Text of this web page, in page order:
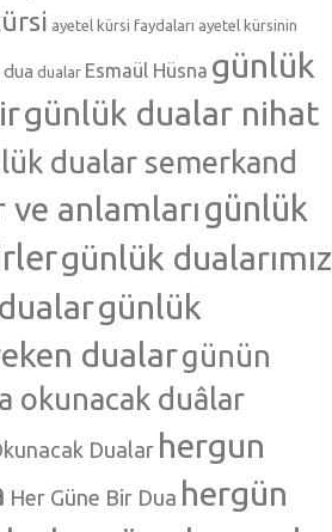
ayetel kürsi faydaları ayetel kürsinin
dua dualar Esmaül Hüsna günlük
günlük dualar nihat
dualar semerkand
anlamlarıgünlük
günlük dualarımız
günlük
dualargünün
okunacak duâlar
Dualar hergun
Her Güne Bir Dua hergün